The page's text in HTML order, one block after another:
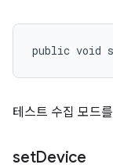
public void
테스트 수집 모드
setDevice